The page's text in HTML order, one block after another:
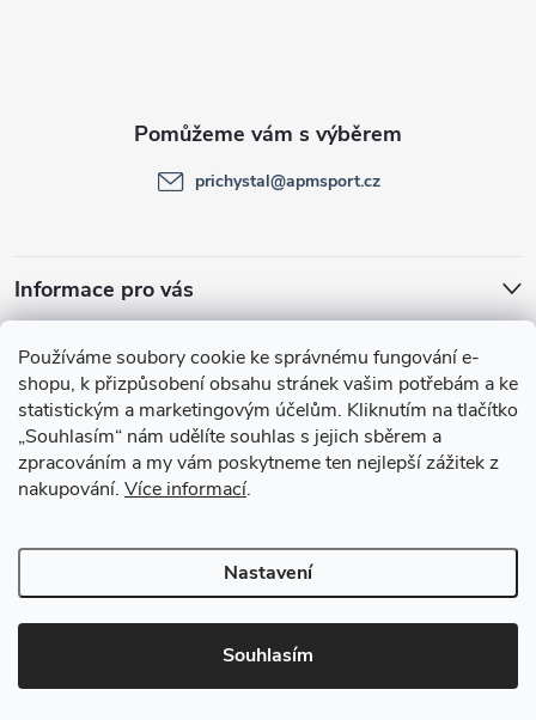
Používáme soubory cookie ke správnému fungování e-
shopu, k přizpůsobení obsahu stránek vašim potřebám a ke
statistickým a marketingovým účelům. Kliknutím na tlačítko
„Souhlasím“ nám udělíte souhlas s jejich sběrem a
zpracováním a my vám poskytneme ten nejlepší zážitek z
nakupování. Více informací.
Nastavení
Souhlasím
Informace pro vás
prichystal@apmsport.cz
Facebook
Copyright 2026APMsport.cz. Všechna práva vyhrazena.